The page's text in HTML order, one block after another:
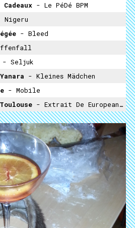
- Le PéDé BPM
Nigeru
- Bleed
- Seljuk
- Kleines Mädchen
- Mobile
- Extrait De European Contemporary Demon